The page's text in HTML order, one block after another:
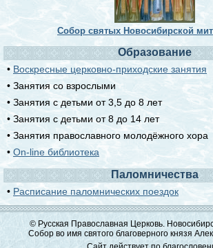
Собор святых Новосибирской
Образование
• Воскресные церковно-приходские занятия
• Занятия со взрослыми
• Занятия с детьми от 3,5 до 8 лет
• Занятия с детьми от 8 до 14 лет
• Занятия православного молодёжного хора
• On-line библиотека
Паломничества
• Расписание паломнических поездок
© Русская Православная Церковь.
Собор во имя святого благоверного князя